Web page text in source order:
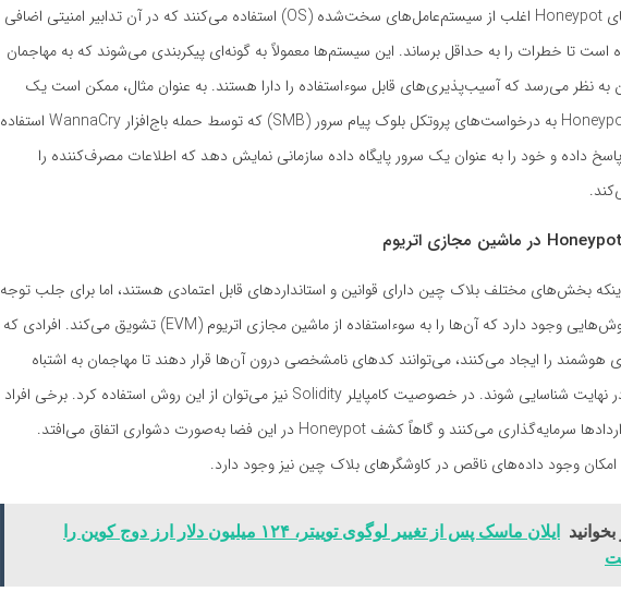
سیستم‌های Honeypot اغلب از سیستم‌عامل‌های سخت‌شده (OS) استفاده می‌کنند که در آن تدابیر امنیتی اضافی
است تا خطرات را به حداقل برساند. این سیستم‌ها معمولاً به گونه‌ای پیکربندی می‌شوند که به مهاجمان
به نظر می‌رسد که آسیب‌پذیری‌های قابل سوءاستفاده را دارا هستند. به عنوان مثال، ممکن است یک
سیستم Honeypot به درخواست‌های پروتکل بلوک پیام سرور (SMB) که توسط حمله باج‌افزار WannaCry استفاده
داده و خود را به عنوان یک سرور پایگاه داده سازمانی نمایش دهد که اطلاعات مصرف‌کننده را
بخش‌های مختلف بلاک چین دارای قوانین و استانداردهای قابل اعتمادی هستند، اما برای جلب توجه
هکرها، روش‌هایی وجود دارد که آن‌ها را به سوءاستفاده از ماشین مجازی اتریوم (EVM) تشویق می‌کند. افرادی که
هوشمند را ایجاد می‌کنند، می‌توانند کدهای نامشخصی درون آن‌ها قرار دهند تا مهاجمان به اشتباه
بیفتند و در نهایت شناسایی شوند. در خصوصیت کامپایلر Solidity نیز می‌توان از این روش استفاده کرد. برخی افراد
در این قراردادها سرمایه‌گذاری می‌کنند و گاهاً کشف Honeypot در این فضا به‌صورت دشواری اتفاق می‌افتد.
وجود داده‌های ناقص در کاوشگرهای بلاک چین نیز وجود دارد.
ایلان ماسک پس از تغییر لوگوی توییتر، ۱۲۴ میلیون دلار ارز دوج کوین را